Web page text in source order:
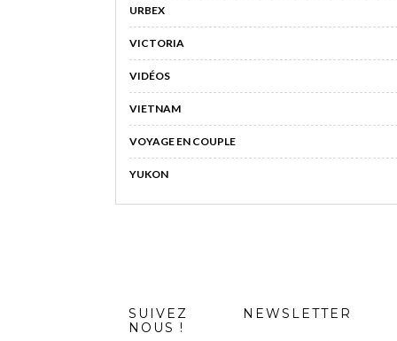
URBEX
VICTORIA
VIDÉOS
VIETNAM
VOYAGE EN COUPLE
YUKON
SUIVEZ
NOUS !
NEWSLETTER